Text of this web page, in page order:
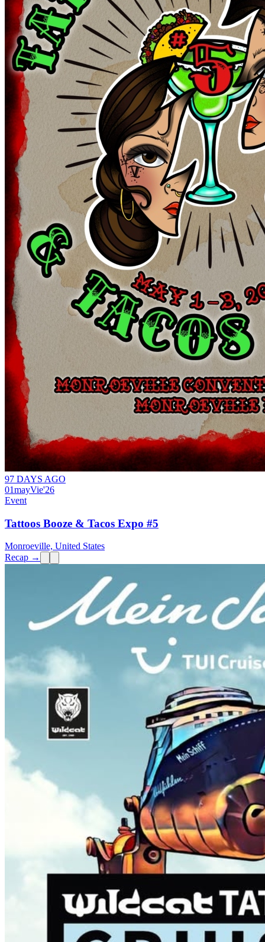
97 DAYS AGO
01mayVie'26
Event
Tattoos Booze & Tacos Expo #5
Monroeville, United States
Recap →